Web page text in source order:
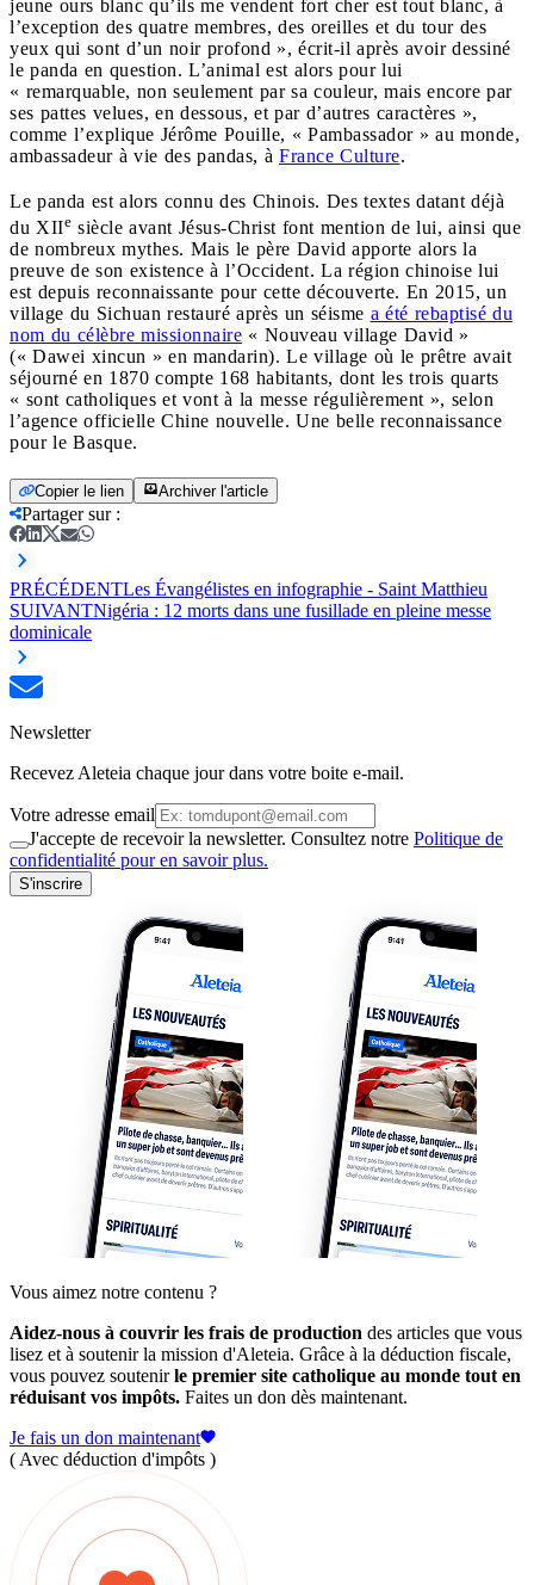
jeune ours blanc qu’ils me vendent fort cher est tout blanc, à
l’exception des quatre membres, des oreilles et du tour des
yeux qui sont d’un noir profond », écrit-il après avoir dessiné
le panda en question. L’animal est alors pour lui
« remarquable, non seulement par sa couleur, mais encore par
ses pattes velues, en dessous, et par d’autres caractères »,
comme l’explique Jérôme Pouille, « Pambassador » au monde,
ambassadeur à vie des pandas, à France Culture.
Le panda est alors connu des Chinois. Des textes datant déjà
du XIIe siècle avant Jésus-Christ font mention de lui, ainsi que
de nombreux mythes. Mais le père David apporte alors la
preuve de son existence à l’Occident. La région chinoise lui
est depuis reconnaissante pour cette découverte. En 2015, un
village du Sichuan restauré après un séisme a été rebaptisé du
nom du célèbre missionnaire « Nouveau village David »
(« Dawei xincun » en mandarin). Le village où le prêtre avait
séjourné en 1870 compte 168 habitants, dont les trois quarts
« sont catholiques et vont à la messe régulièrement », selon
l’agence officielle Chine nouvelle. Une belle reconnaissance
pour le Basque.
Copier le lien Archiver l'article
Partager sur:
PRÉCÉDENTLes Évangélistes en infographie - Saint Matthieu
SUIVANTNigéria : 12 morts dans une fusillade en pleine messe
dominicale
Newsletter
Recevez Aleteia chaque jour dans votre boite e-mail.
Votre adresse email
J'accepte de recevoir la newsletter. Consultez notre Politique de
confidentialité pour en savoir plus.
S'inscrire
Vous aimez notre contenu ?
Aidez-nous à couvrir les frais de production des articles que vous
lisez et à soutenir la mission d'Aleteia. Grâce à la déduction fiscale,
vous pouvez soutenirle premier site catholique au monde tout en
réduisant vos impôts. Faites un don dès maintenant.
Je fais un don maintenant
( Avec déduction d'impôts )